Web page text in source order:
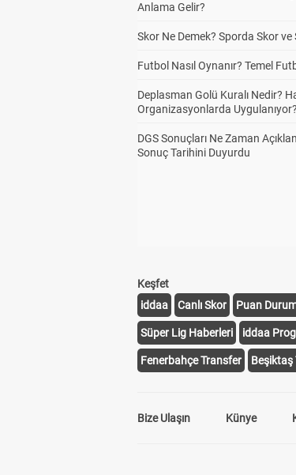
Anlama Gelir?
Skor Ne Demek? Sporda Skor
Futbol Nasıl Oynanır? Temel
Deplasman Golü Kuralı Nedir?
Organizasyonlarda Uygulanıyor?
DGS Sonuçları Ne Zaman
Sonuç Tarihini Duyurdu
Keşfet
iddaa
Canlı Skor Puan
Süper Lig Haberleri iddaa
Fenerbahçe Transfer Beşiktaş
Bize Ulaşın Künye